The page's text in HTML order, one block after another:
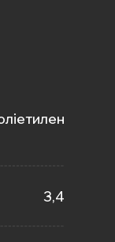
3,4